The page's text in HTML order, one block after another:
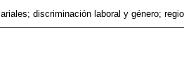
discriminación laboral y género;